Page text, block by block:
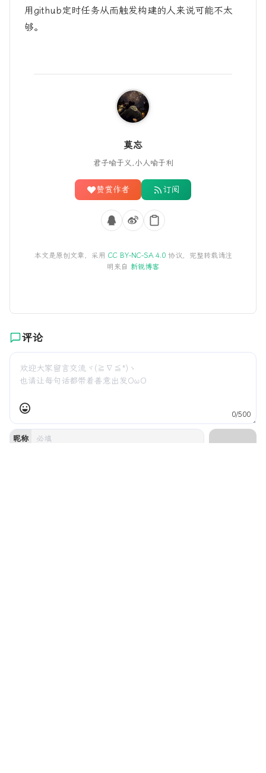
用github定时任务从而触发构建的人来说可能不太
够。
莫忘
君子喻于义,小人喻于利
赞赏作者 订阅
本文是原创文章，采用 CC BY-NC-SA 4.0协议，完整转载请注
明来自 新锐博客
评论
昵称
0/500